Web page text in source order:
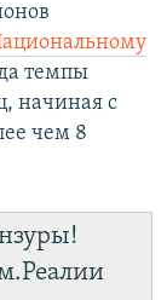
темпы
начиная с
чем 8